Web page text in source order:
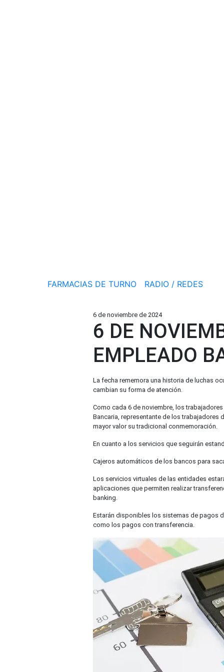
FARMACIAS DE TURNO RADIO / REDES
6 de noviembre de 2024
6 DE
EMPLEADO
La fecha rememora una historia de luchas
cambian su forma de atención.
Como cada 6 de noviembre, los
Bancaria, representante de los trabajadores
mayor valor su tradicional conmemoración.
En cuanto a los servicios que seguirán
Cajeros automáticos de los bancos para
Los servicios virtuales de las entidades
aplicaciones que permiten realizar
banking.
Estarán disponibles los sistemas de pagos
como los pagos con transferencia.